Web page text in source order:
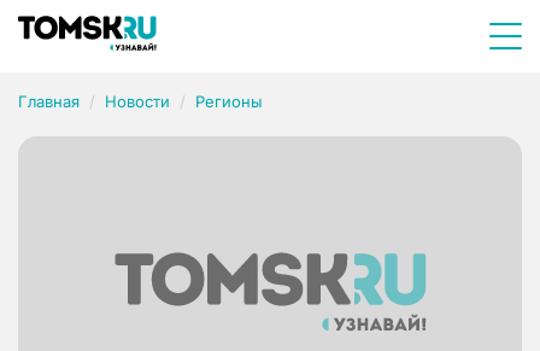
Главная Новости Регионы